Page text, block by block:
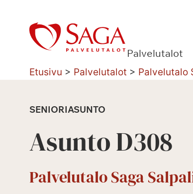
sisältöön
Palvelutalot
Etusivu > Palvelutalot > Palvelutalo
SENIORIASUNTO
Asunto D308
Palvelutalo Saga